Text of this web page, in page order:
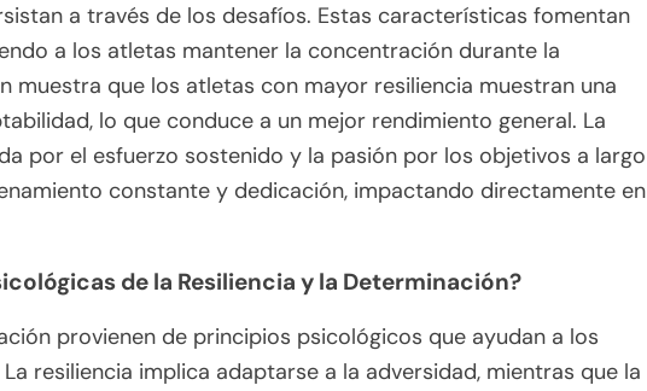
a través de los desafíos. Estas características fomentan
a los atletas mantener la concentración durante la
muestra que los atletas con mayor resiliencia muestran una
lo que conduce a un mejor rendimiento general. La
por el esfuerzo sostenido y la pasión por los objetivos a largo
constante y dedicación, impactando directamente en
de la Resiliencia y la Determinación?
provienen de principios psicológicos que ayudan a los
resiliencia implica adaptarse a la adversidad, mientras que la